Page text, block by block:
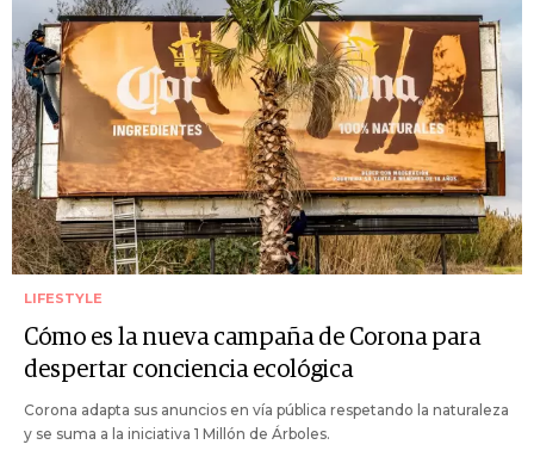
LIFESTYLE
Cómo es la nueva campaña de Corona para
despertar conciencia ecológica
Corona adapta sus anuncios en vía pública respetando la naturaleza
y se suma a la iniciativa 1 Millón de Árboles.